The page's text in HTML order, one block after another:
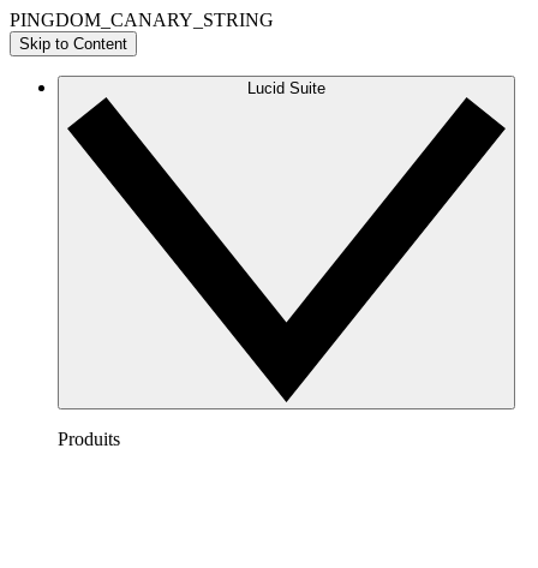
PINGDOM_CANARY_STRING
Skip to Content
Lucid Suite
Produits